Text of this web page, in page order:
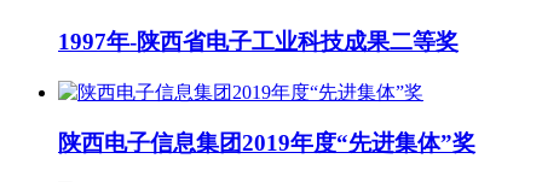
1997年-陕西省电子工业科技成果二等奖
陕西电子信息集团2019年度“先进集体”奖